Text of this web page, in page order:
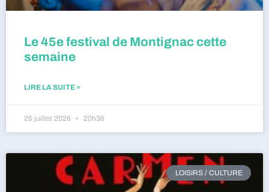
Le 45e festival de Montignac cette
semaine
LIRE LA SUITE »
25 juillet 2026 20h36
LOISIRS / CULTURE